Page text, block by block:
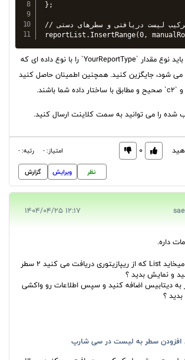
};
// ترکیب لیست دریافتی و سطرهای دستی
توجه داشته باشید که باید نوع مقدار `YourReportType` را با نوع داده ای که
شود، جایگزین کنید. همچنین اطمینان حاصل کنید
شده را می توانید به سمت کلاینت ارسال کنید.
0 امتیاز: -
رتبه: -
نظر
ویرایش گزارش
12:17 1404/04/25
داره.
اول اینکه شما میخاید List که از ریپازیتوری دریافت می کنید 2 سطر
و نمایش بدید ؟
2 سطر به دیتابیس اضافه کنید و سپس اطلاعات رو واکشی
؟